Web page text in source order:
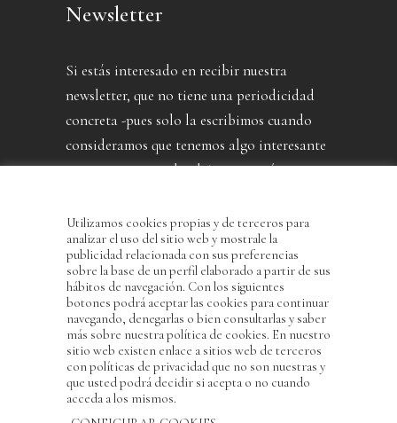
Newsletter
Si estás interesado en recibir nuestra
newsletter, que no tiene una periodicidad
concreta -pues solo la escribimos cuando
consideramos que tenemos algo interesante
que contarte- puedes dejarnos aquí tu
He leído y acepto la Política de Privacidad
Utilizamos cookies propias y de terceros para
analizar el uso del sitio web y mostrale la
publicidad relacionada con sus preferencias
sobre la base de un perfil elaborado a partir de sus
hábitos de navegación. Con los siguientes
botones podrá aceptar las cookies para continuar
navegando, denegarlas o bien consultarlas y saber
más sobre nuestra política de cookies. En nuestro
sitio web existen enlace a sitios web de terceros
con políticas de privacidad que no son nuestras y
que usted podrá decidir si acepta o no cuando
acceda a los mismos.